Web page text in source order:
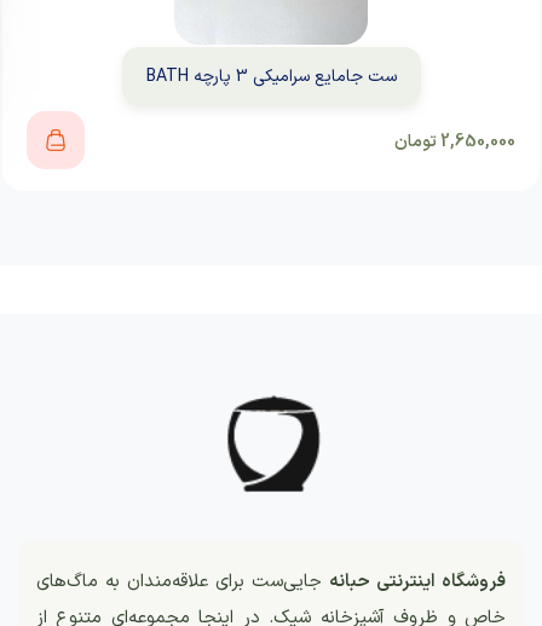
ست جامایع سرامیکی 3 پارچه BATH
2,650,000تومان
فروشگاه اینترنتی حبانه جایی‌ست برای علاقه‌مندان به ماگ‌های
خاص و ظروف آشپزخانه شیک. در اینجا مجموعه‌ای متنوع از